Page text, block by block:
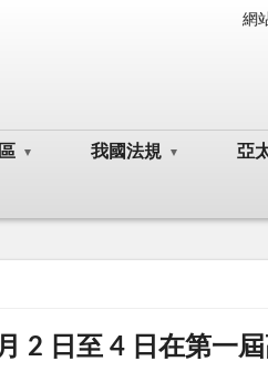
網
我國法規 亞
2 日至 4 日在第一